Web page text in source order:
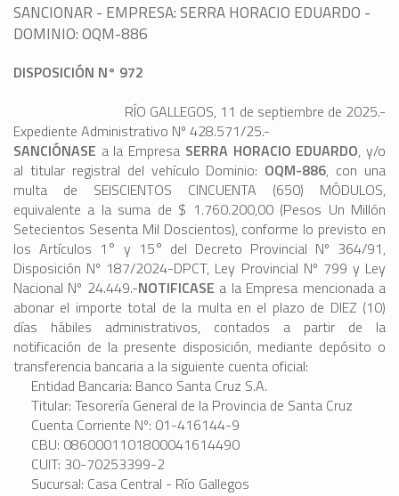
SANCIONAR - EMPRESA: SERRA HORACIO EDUARDO -
DOMINIO: OQM-886
DISPOSICIÓN N° 972
RÍO GALLEGOS, 11 de septiembre de 2025.-
Expediente Administrativo Nº 428.571/25.-
SANCIÓNASE a la Empresa SERRA HORACIO EDUARDO, y/o
al titular registral del vehículo Dominio: OQM-886, con una
multa de SEISCIENTOS CINCUENTA (650) MÓDULOS,
equivalente a la suma de $ 1.760.200,00 (Pesos Un Millón
Setecientos Sesenta Mil Doscientos), conforme lo previsto en
los Artículos 1° y 15° del Decreto Provincial Nº 364/91,
Disposición Nº 187/2024-DPCT, Ley Provincial Nº 799 y Ley
Nacional Nº 24.449.-NOTIFICASE a la Empresa mencionada a
abonar el importe total de la multa en el plazo de DIEZ (10)
días hábiles administrativos, contados a partir de la
notificación de la presente disposición, mediante depósito o
transferencia bancaria a la siguiente cuenta oficial:
Entidad Bancaria: Banco Santa Cruz S.A.
Titular: Tesorería General de la Provincia de Santa Cruz
Cuenta Corriente Nº: 01-416144-9
CBU: 0860001101800041614490
CUIT: 30-70253399-2
Sucursal: Casa Central - Río Gallegos